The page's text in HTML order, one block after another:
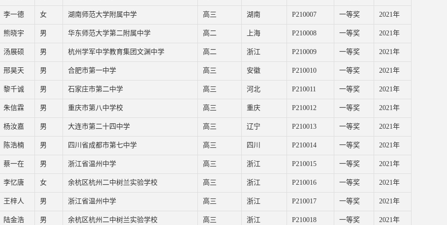
李一德 女 湖南师范大学附属中学 高三 湖南 P210007 一等奖 2021年
熊晓宇 男 华东师范大学第二附属中学 高二 上海 P210008 一等奖 2021年
汤展硕 男 杭州学军中学教育集团文渊中学 高二 浙江 P210009 一等奖 2021年
邢昊天 男 合肥市第一中学 高三 安徽 P210010 一等奖 2021年
黎千诚 男 石家庄市第二中学 高三 河北 P210011 一等奖 2021年
朱信霖 男 重庆市第八中学校 高三 重庆 P210012 一等奖 2021年
杨汝嘉 男 大连市第二十四中学 高三 辽宁 P210013 一等奖 2021年
陈浩楠 男 四川省成都市第七中学 高三 四川 P210014 一等奖 2021年
蔡一在 男 浙江省温州中学 高三 浙江 P210015 一等奖 2021年
李忆唐 女 余杭区杭州二中树兰实验学校 高三 浙江 P210016 一等奖 2021年
王梓人 男 浙江省温州中学 高三 浙江 P210017 一等奖 2021年
陆金浩 男 余杭区杭州二中树兰实验学校 高三 浙江 P210018 一等奖 2021年